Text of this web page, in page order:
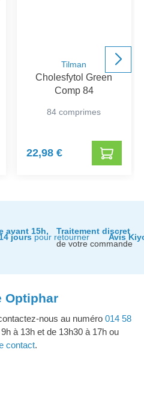
Tilman
Cholesfytol Green
Comp 84
84 comprimes
22,98 €
avant 15h,
jourspour retourner
Traitement discret
de votre commande
Avis
Optiphar
nous au numéro 014 58
à 13h et de 13h30 à 17h ou
contact.